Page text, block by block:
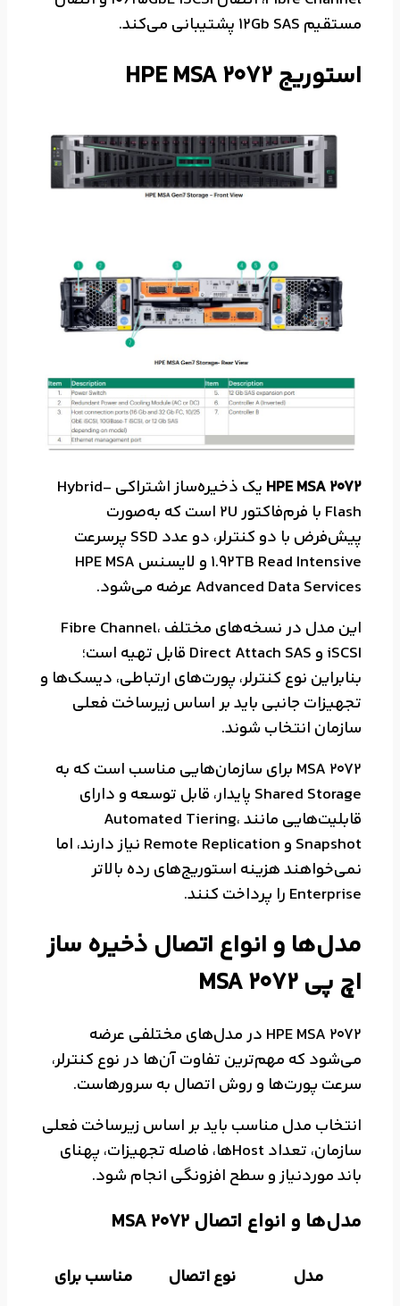
مستقیم 12Gb SAS پشتیبانی می‌کند.
استوریج HPE MSA 2072
HPE MSA 2072
یک ذخیره‌ساز اشتراکی Hybrid-
Flash با فرم‌فاکتور 2U است که به‌صورت
پیش‌فرض با دو کنترلر، دو عدد SSD پرسرعت
1.92TB Read Intensive و لایسنس HPE MSA
Advanced Data Services عرضه می‌شود.
این مدل در نسخه‌های مختلف Fibre Channel،
iSCSI و Direct Attach SAS قابل تهیه است؛
بنابراین نوع کنترلر، پورت‌های ارتباطی، دیسک‌ها و
تجهیزات جانبی باید بر اساس زیرساخت فعلی
سازمان انتخاب شوند.
MSA 2072 برای سازمان‌هایی مناسب است که به
Shared Storage پایدار، قابل توسعه و دارای
قابلیت‌هایی مانند Automated Tiering،
Snapshot و Remote Replication نیاز دارند، اما
نمی‌خواهند هزینه استوریج‌های رده بالاتر
Enterprise را پرداخت کنند.
مدل‌ها و انواع اتصال ذخیره ساز
اچ پی MSA 2072
HPE MSA 2072 در مدل‌های مختلفی عرضه
می‌شود که مهم‌ترین تفاوت آن‌ها در نوع کنترلر،
سرعت پورت‌ها و روش اتصال به سرورهاست.
انتخاب مدل مناسب باید بر اساس زیرساخت فعلی
سازمان، تعداد Hostها، فاصله تجهیزات، پهنای
باند موردنیاز و سطح افزونگی انجام شود.
مدل‌ها و انواع اتصال MSA 2072
مدل نوع اتصال مناسب برای